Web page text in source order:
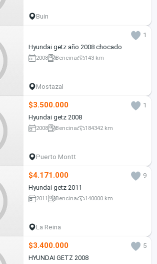
Buin
1
Hyundai getz año 2008 chocado
2008 Bencina 143 km
Mostazal
$3.500.000
1
Hyundai getz 2008
2008 Bencina 184342 km
Puerto Montt
$4.171.000
9
Hyundai getz 2011
2011 Bencina 140000 km
La Reina
$3.400.000
5
HYUNDAI GETZ 2008